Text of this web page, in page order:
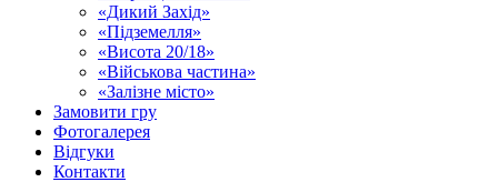
«Дикий Захід»
«Підземелля»
«Висота 20/18»
«Військова частина»
«Залізне місто»
Замовити гру
Фотогалерея
Відгуки
Контакти